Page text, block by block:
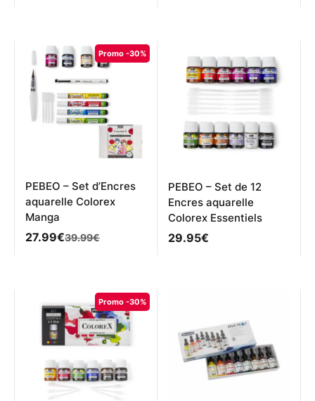
33.45€.
23.42€.
Promo -30%
PEBEO – Set d’Encres
aquarelle Colorex
Manga
39.99€
Le
27.99€
Le
PEBEO – Set de 12
Encres aquarelle
Colorex Essentiels
29.95€
Promo -30%